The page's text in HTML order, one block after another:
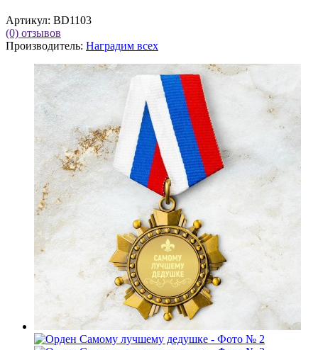
Артикул: BD1103
(0) отзывов
Производитель: Наградим всех